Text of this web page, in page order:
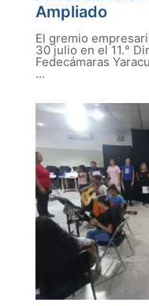
Ampliado
El gremio
30 julio en el 11.°
Fedecámaras
...